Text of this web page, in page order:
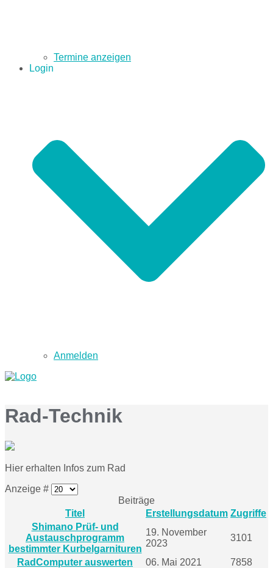
Termine anzeigen
Login
Anmelden
Rad-Technik
Hier erhalten Infos zum Rad
Anzeige #
Beiträge
Titel
Erstellungsdatum Zugriffe
Shimano Prüf- und
Austauschprogramm
bestimmter Kurbelgarnituren
19. November
2023
3101
RadComputer auswerten 06. Mai 2021
7858